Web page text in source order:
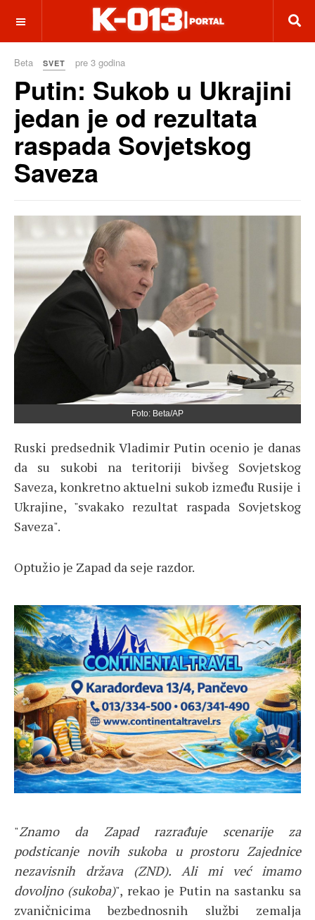
OFF CANVAS
Beta SVET pre 3 godina
Putin: Sukob u Ukrajini
jedan je od rezultata
raspada Sovjetskog
Saveza
Foto: Beta/AP
Ruski predsednik Vladimir Putin ocenio je danas
da su sukobi na teritoriji bivšeg Sovjetskog
Saveza, konkretno aktuelni sukob između Rusije i
Ukrajine, "svakako rezultat raspada Sovjetskog
Saveza".
Optužio je Zapad da seje razdor.
"Znamo da Zapad razrađuje scenarije za
podsticanje novih sukoba u prostoru Zajednice
nezavisnih država (ZND). Ali mi već imamo
dovoljno (sukoba)", rekao je Putin na sastanku sa
zvaničnicima bezbednosnih službi zemalja